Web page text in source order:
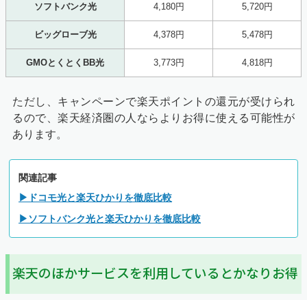
ソフトバンク光 4,180円 5,720円
ビッグローブ光 4,378円 5,478円
GMOとくとくBB光 3,773円 4,818円
ただし、キャンペーンで楽天ポイントの還元が受けられ
るので、楽天経済圏の人ならよりお得に使える可能性が
あります。
関連記事
▶ドコモ光と楽天ひかりを徹底比較
▶ソフトバンク光と楽天ひかりを徹底比較
楽天のほかサービスを利用しているとかなりお得